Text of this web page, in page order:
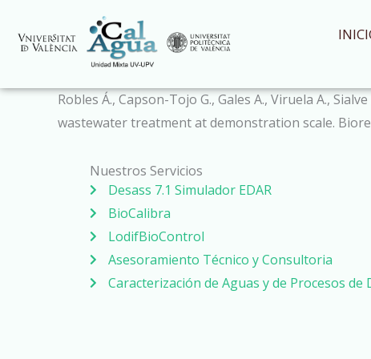
contenido
Robles Á., Capson-Tojo G., Gales A., Viruela A.,
wastewater treatment at demonstration scale.
Nuestros Servicios
Desass 7.1 Simulador EDAR
BioCalibra
LodifBioControl
Asesoramiento Técnico y Consultoria
Caracterización de Aguas y de Procesos de